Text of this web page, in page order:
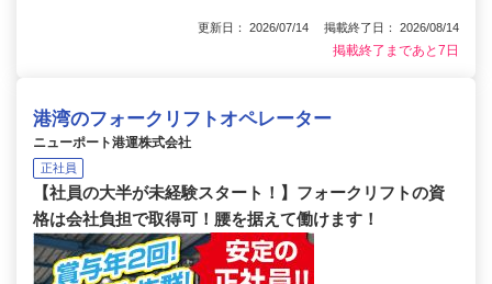
更新日： 2026/07/14 掲載終了日： 2026/08/14
掲載終了まであと7日
港湾のフォークリフトオペレーター
ニューポート港運株式会社
正社員
【社員の大半が未経験スタート！】フォークリフトの資
格は会社負担で取得可！腰を据えて働けます！